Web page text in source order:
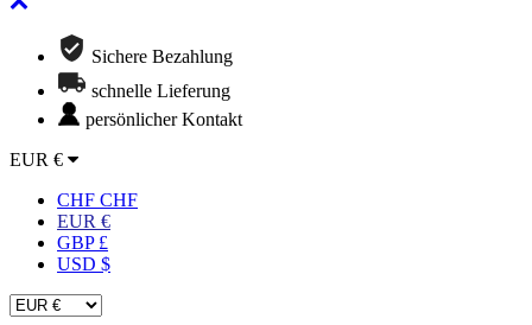
Sichere Bezahlung
schnelle Lieferung
persönlicher Kontakt
EUR €
CHF CHF
EUR €
GBP £
USD $